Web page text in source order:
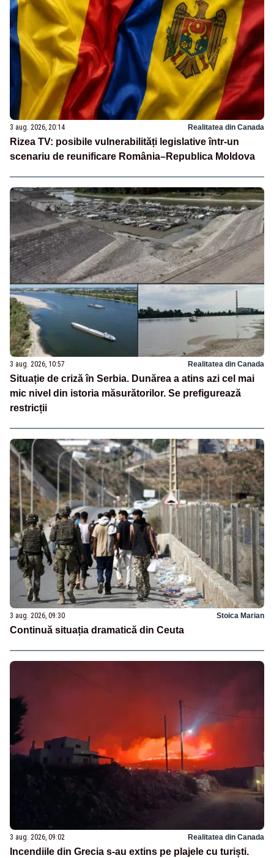
3 aug. 2026, 20:14 Realitatea din Canada
Rizea TV: posibile vulnerabilități legislative într-un
scenariu de reunificare România–Republica Moldova
3 aug. 2026, 10:57 Realitatea din Canada
Situație de criză în Serbia. Dunărea a atins azi cel mai
mic nivel din istoria măsurătorilor. Se prefigurează
restricții
3 aug. 2026, 09:30 Stoica Marian
Continuă situația dramatică din Ceuta
3 aug. 2026, 09:02 Realitatea din Canada
Incendiile din Grecia s-au extins pe plajele cu turiști.